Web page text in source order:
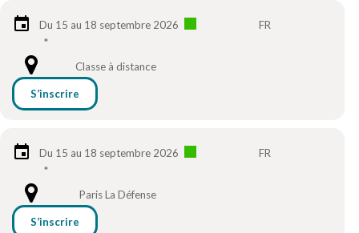
Du 15 au 18 septembre 2026
*
FR
Classe à distance
S’inscrire
Du 15 au 18 septembre 2026
*
FR
Paris La Défense
S’inscrire